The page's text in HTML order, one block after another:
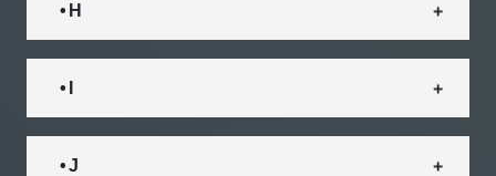
• H
• I
• J